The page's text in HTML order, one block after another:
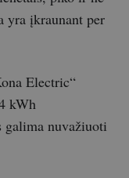
yra įkraunant per
Electric“
kWh
nuvažiuoti